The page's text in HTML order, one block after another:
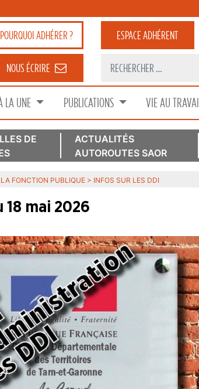
POURQUOIADHÉRER ? ESPACEADHÉRENT
NOUS ÉCRIRE
LA UNE PUBLICATIONS VIE AU TRAVAIL
DE
ACTUALITÉS
AUTOROUTES SAOR
LA FONCTION PUBLIQUE > INFOS SUR LES DDI
18 mai 2026